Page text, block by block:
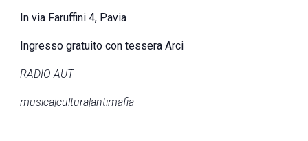
In via Faruffini 4, Pavia
Ingresso gratuito con tessera Arci
RADIO AUT
musica|cultura|antimafia